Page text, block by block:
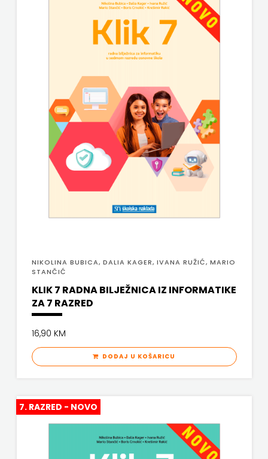
NIKOLINA BUBICA, DALIA KAGER, IVANA RUŽIĆ, MARIO
STANČIĆ
KLIK 7 RADNA BILJEŽNICA IZ INFORMATIKE
ZA 7 RAZRED
16,90 KM
DODAJ U KOŠARICU
7. RAZRED - NOVO